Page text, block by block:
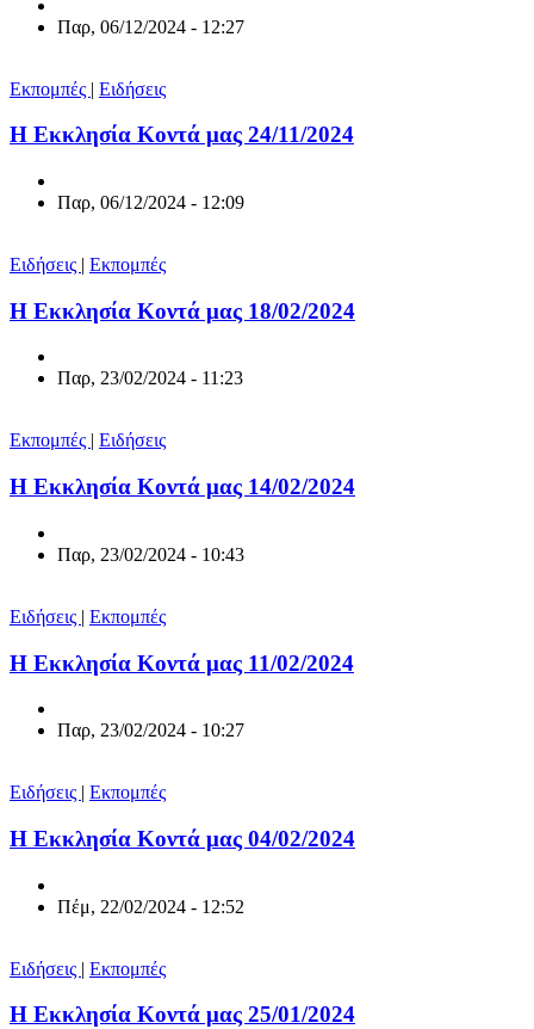
Παρ, 06/12/2024 - 12:27
Εκπομπές | Ειδήσεις
Η Εκκλησία Κοντά μας 24/11/2024
Παρ, 06/12/2024 - 12:09
Ειδήσεις | Εκπομπές
Η Εκκλησία Κοντά μας 18/02/2024
Παρ, 23/02/2024 - 11:23
Εκπομπές | Ειδήσεις
Η Εκκλησία Κοντά μας 14/02/2024
Παρ, 23/02/2024 - 10:43
Ειδήσεις | Εκπομπές
Η Εκκλησία Κοντά μας 11/02/2024
Παρ, 23/02/2024 - 10:27
Ειδήσεις | Εκπομπές
Η Εκκλησία Κοντά μας 04/02/2024
Πέμ, 22/02/2024 - 12:52
Ειδήσεις | Εκπομπές
Η Εκκλησία Κοντά μας 25/01/2024